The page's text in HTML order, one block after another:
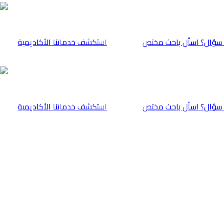
⁠استكشف خدماتنا الأكاديمية سؤال؟ اسأل باحث مختص
⁠استكشف خدماتنا الأكاديمية سؤال؟ اسأل باحث مختص